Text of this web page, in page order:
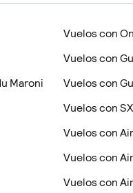
Vuelos con
Vuelos con
Maroni
Vuelos con
Vuelos con
Vuelos con
Vuelos con
Vuelos con